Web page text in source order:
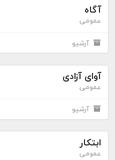
آگاه
عمومی
آرشیو
آوای آزادی
عمومی
آرشیو
ابتکار
عمومی